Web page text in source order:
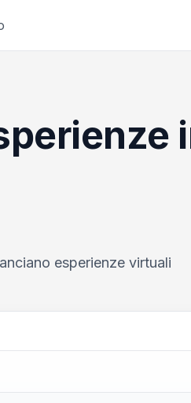
esperienze virtuali